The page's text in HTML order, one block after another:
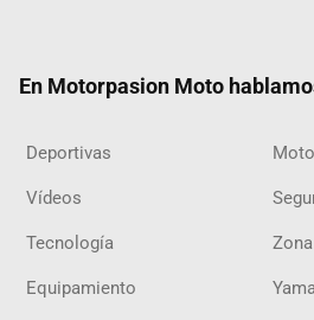
En Motorpasion Moto
Deportivas
Vídeos
Tecnología
Equipamiento